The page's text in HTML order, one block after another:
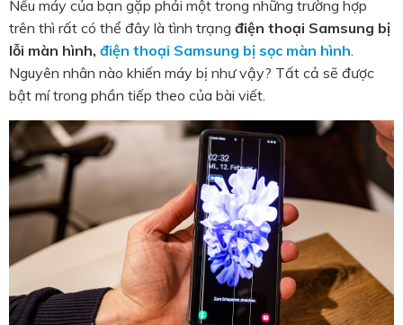
Nếu máy của bạn gặp phải một trong những trường hợp
trên thì rất có thể đây là tình trạng điện thoại Samsung bị
lỗi màn hình, điện thoại Samsung bị sọc màn hình.
Nguyên nhân nào khiến máy bị như vậy? Tất cả sẽ được
bật mí trong phần tiếp theo của bài viết.